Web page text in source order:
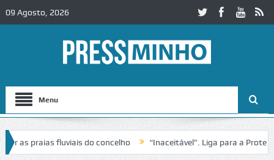
09 Agosto, 2026
Menu
praias fluviais do concelho “Inaceitável”. Liga para a Proteção